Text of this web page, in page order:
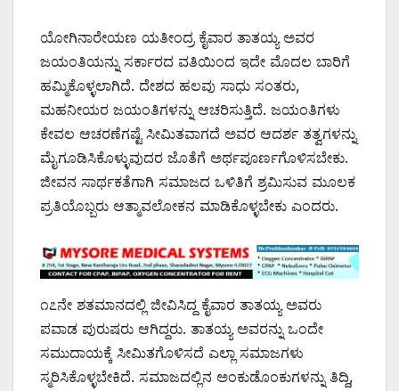
ಯೋಗಿನಾರೇಯಣ ಯತೀಂದ್ರ ಕೈವಾರ ತಾತಯ್ಯ ಅವರ
ಜಯಂತಿಯನ್ನು ಸರ್ಕಾರದ ವತಿಯಿಂದ ಇದೇ ಮೊದಲ ಬಾರಿಗೆ
ಹಮ್ಮಿಕೊಳ್ಳಲಾಗಿದೆ. ದೇಶದ ಹಲವು ಸಾಧು ಸಂತರು,
ಮಹನೀಯರ ಜಯಂತಿಗಳನ್ನು ಆಚರಿಸುತ್ತಿದೆ. ಜಯಂತಿಗಳು
ಕೇವಲ ಆಚರಣೆಗಷ್ಟೆ ಸೀಮಿತವಾಗದೆ ಅವರ ಆದರ್ಶ ತತ್ವಗಳನ್ನು
ಮೈಗೂಡಿಸಿಕೊಳ್ಳುವುದರ ಜೊತೆಗೆ ಅರ್ಥಪೂರ್ಣಗೊಳಿಸಬೇಕು.
ಜೀವನ ಸಾರ್ಥಕತೆಗಾಗಿ ಸಮಾಜದ ಒಳಿತಿಗೆ ಶ್ರಮಿಸುವ ಮೂಲಕ
ಪ್ರತಿಯೊಬ್ಬರು ಆತ್ಮಾವಲೋಕನ ಮಾಡಿಕೊಳ್ಳಬೇಕು ಎಂದರು.
೧೭ನೇ ಶತಮಾನದಲ್ಲಿ ಜೀವಿಸಿದ್ದ ಕೈವಾರ ತಾತಯ್ಯ ಅವರು
ಪವಾಡ ಪುರುಷರು ಆಗಿದ್ದರು. ತಾತಯ್ಯ ಅವರನ್ನು ಒಂದೇ
ಸಮುದಾಯಕ್ಕೆ ಸೀಮಿತಗೊಳಿಸದೆ ಎಲ್ಲಾ ಸಮಾಜಗಳು
ಸ್ಮರಿಸಿಕೊಳ್ಳಬೇಕಿದೆ. ಸಮಾಜದಲ್ಲಿನ ಅಂಕುಡೊಂಕುಗಳನ್ನು ತಿದ್ದಿ,